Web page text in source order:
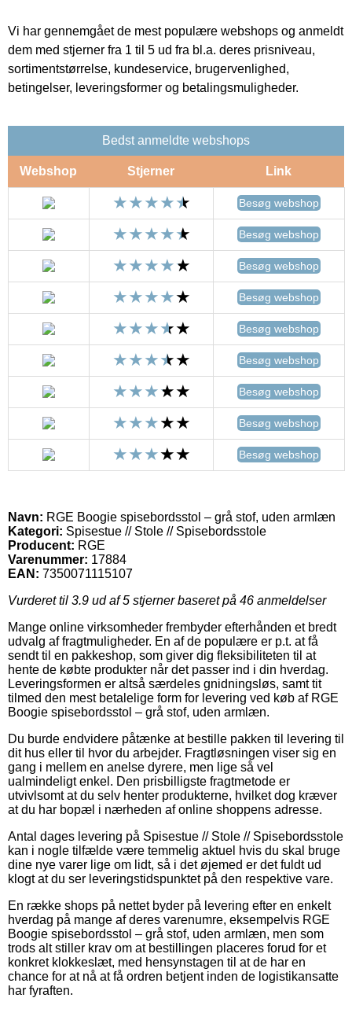
Vi har gennemgået de mest populære webshops og anmeldt
dem med stjerner fra 1 til 5 ud fra bl.a. deres prisniveau,
sortimentstørrelse, kundeservice, brugervenlighed,
betingelser, leveringsformer og betalingsmuligheder.
Bedst anmeldte webshops
Webshop Stjerner Link
Besøg webshop
Besøg webshop
Besøg webshop
Besøg webshop
Besøg webshop
Besøg webshop
Besøg webshop
Besøg webshop
Besøg webshop
Navn: RGE Boogie spisebordsstol – grå stof, uden armlæn
Kategori: Spisestue // Stole // Spisebordsstole
Producent: RGE
Varenummer: 17884
EAN: 7350071115107
Vurderet til 3.9 ud af 5 stjerner baseret på 46 anmeldelser
Mange online virksomheder frembyder efterhånden et bredt
udvalg af fragtmuligheder. En af de populære er p.t. at få
sendt til en pakkeshop, som giver dig fleksibiliteten til at
hente de købte produkter når det passer ind i din hverdag.
Leveringsformen er altså særdeles gnidningsløs, samt tit
tilmed den mest betalelige form for levering ved køb af RGE
Boogie spisebordsstol – grå stof, uden armlæn.
Du burde endvidere påtænke at bestille pakken til levering til
dit hus eller til hvor du arbejder. Fragtløsningen viser sig en
gang i mellem en anelse dyrere, men lige så vel
ualmindeligt enkel. Den prisbilligste fragtmetode er
utvivlsomt at du selv henter produkterne, hvilket dog kræver
at du har bopæl i nærheden af online shoppens adresse.
Antal dages levering på Spisestue // Stole // Spisebordsstole
kan i nogle tilfælde være temmelig aktuel hvis du skal bruge
dine nye varer lige om lidt, så i det øjemed er det fuldt ud
klogt at du ser leveringstidspunktet på den respektive vare.
En række shops på nettet byder på levering efter en enkelt
hverdag på mange af deres varenumre, eksempelvis RGE
Boogie spisebordsstol – grå stof, uden armlæn, men som
trods alt stiller krav om at bestillingen placeres forud for et
konkret klokkeslæt, med hensynstagen til at de har en
chance for at nå at få ordren betjent inden de logistikansatte
har fyraften.